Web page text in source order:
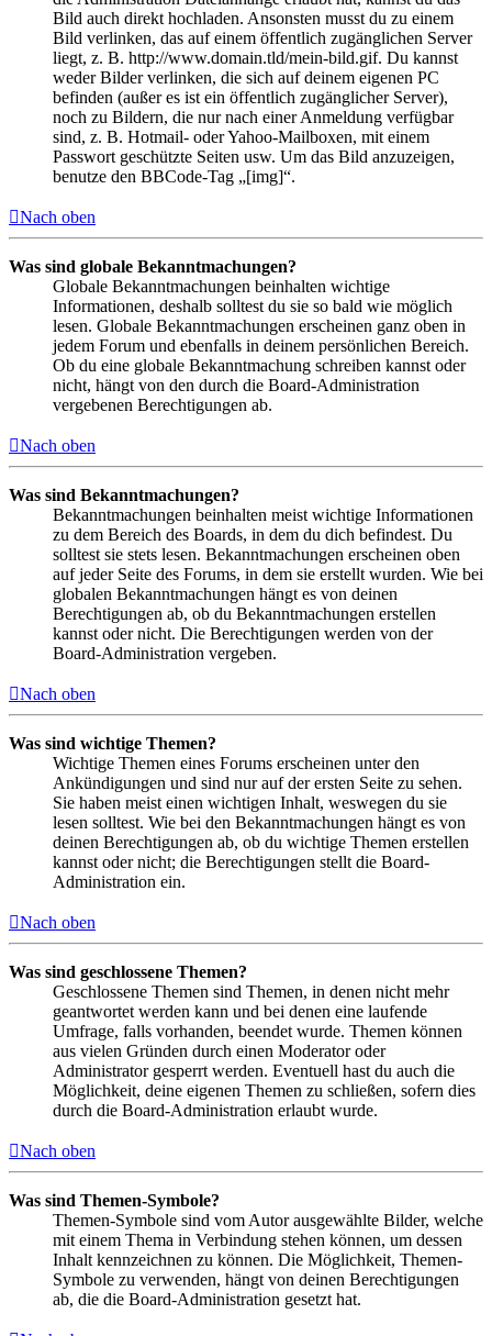
Bild auch direkt hochladen. Ansonsten musst du zu einem
Bild verlinken, das auf einem öffentlich zugänglichen Server
liegt, z. B. http://www.domain.tld/mein-bild.gif. Du kannst
weder Bilder verlinken, die sich auf deinem eigenen PC
befinden (außer es ist ein öffentlich zugänglicher Server),
noch zu Bildern, die nur nach einer Anmeldung verfügbar
sind, z. B. Hotmail- oder Yahoo-Mailboxen, mit einem
Passwort geschützte Seiten usw. Um das Bild anzuzeigen,
benutze den BBCode-Tag „[img]“.
Nach oben
Was sind globale Bekanntmachungen?
Globale Bekanntmachungen beinhalten wichtige
Informationen, deshalb solltest du sie so bald wie möglich
lesen. Globale Bekanntmachungen erscheinen ganz oben in
jedem Forum und ebenfalls in deinem persönlichen Bereich.
Ob du eine globale Bekanntmachung schreiben kannst oder
nicht, hängt von den durch die Board-Administration
vergebenen Berechtigungen ab.
Nach oben
Was sind Bekanntmachungen?
Bekanntmachungen beinhalten meist wichtige Informationen
zu dem Bereich des Boards, in dem du dich befindest. Du
solltest sie stets lesen. Bekanntmachungen erscheinen oben
auf jeder Seite des Forums, in dem sie erstellt wurden. Wie bei
globalen Bekanntmachungen hängt es von deinen
Berechtigungen ab, ob du Bekanntmachungen erstellen
kannst oder nicht. Die Berechtigungen werden von der
Board-Administration vergeben.
Nach oben
Was sind wichtige Themen?
Wichtige Themen eines Forums erscheinen unter den
Ankündigungen und sind nur auf der ersten Seite zu sehen.
Sie haben meist einen wichtigen Inhalt, weswegen du sie
lesen solltest. Wie bei den Bekanntmachungen hängt es von
deinen Berechtigungen ab, ob du wichtige Themen erstellen
kannst oder nicht; die Berechtigungen stellt die Board-
Administration ein.
Nach oben
Was sind geschlossene Themen?
Geschlossene Themen sind Themen, in denen nicht mehr
geantwortet werden kann und bei denen eine laufende
Umfrage, falls vorhanden, beendet wurde. Themen können
aus vielen Gründen durch einen Moderator oder
Administrator gesperrt werden. Eventuell hast du auch die
Möglichkeit, deine eigenen Themen zu schließen, sofern dies
durch die Board-Administration erlaubt wurde.
Nach oben
Was sind Themen-Symbole?
Themen-Symbole sind vom Autor ausgewählte Bilder, welche
mit einem Thema in Verbindung stehen können, um dessen
Inhalt kennzeichnen zu können. Die Möglichkeit, Themen-
Symbole zu verwenden, hängt von deinen Berechtigungen
ab, die die Board-Administration gesetzt hat.